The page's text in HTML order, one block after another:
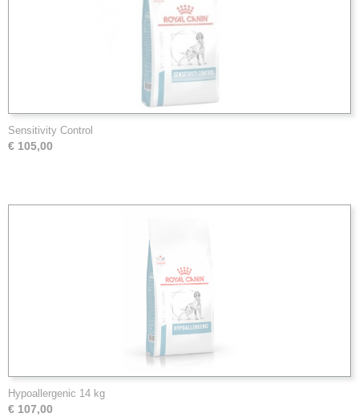
Sensitivity Control
€ 105,00
Hypoallergenic 14 kg
€ 107,00